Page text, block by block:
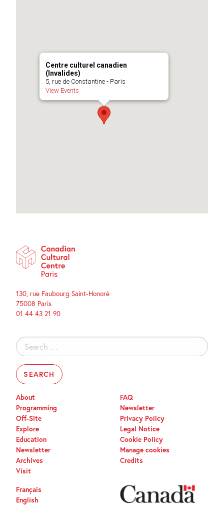
Centre culturel canadien
(Invalides)
5, rue de Constantine - Paris
View Events
130, rue Faubourg Saint-Honoré
75008 Paris
01 44 43 21 90
Search
for:
About
Programming
Off-Site
Explore
Education
Newsletter
Archives
Visit
FAQ
Newsletter
Privacy Policy
Legal Notice
Cookie Policy
Manage cookies
Credits
Français
English